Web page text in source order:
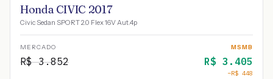
Honda CIVIC 2017
Civic Sedan SPORT 2.0 Flex 16V Aut.4p
MERCADO
R$3.852
MSMB
R$ 3.405
−R$ 448